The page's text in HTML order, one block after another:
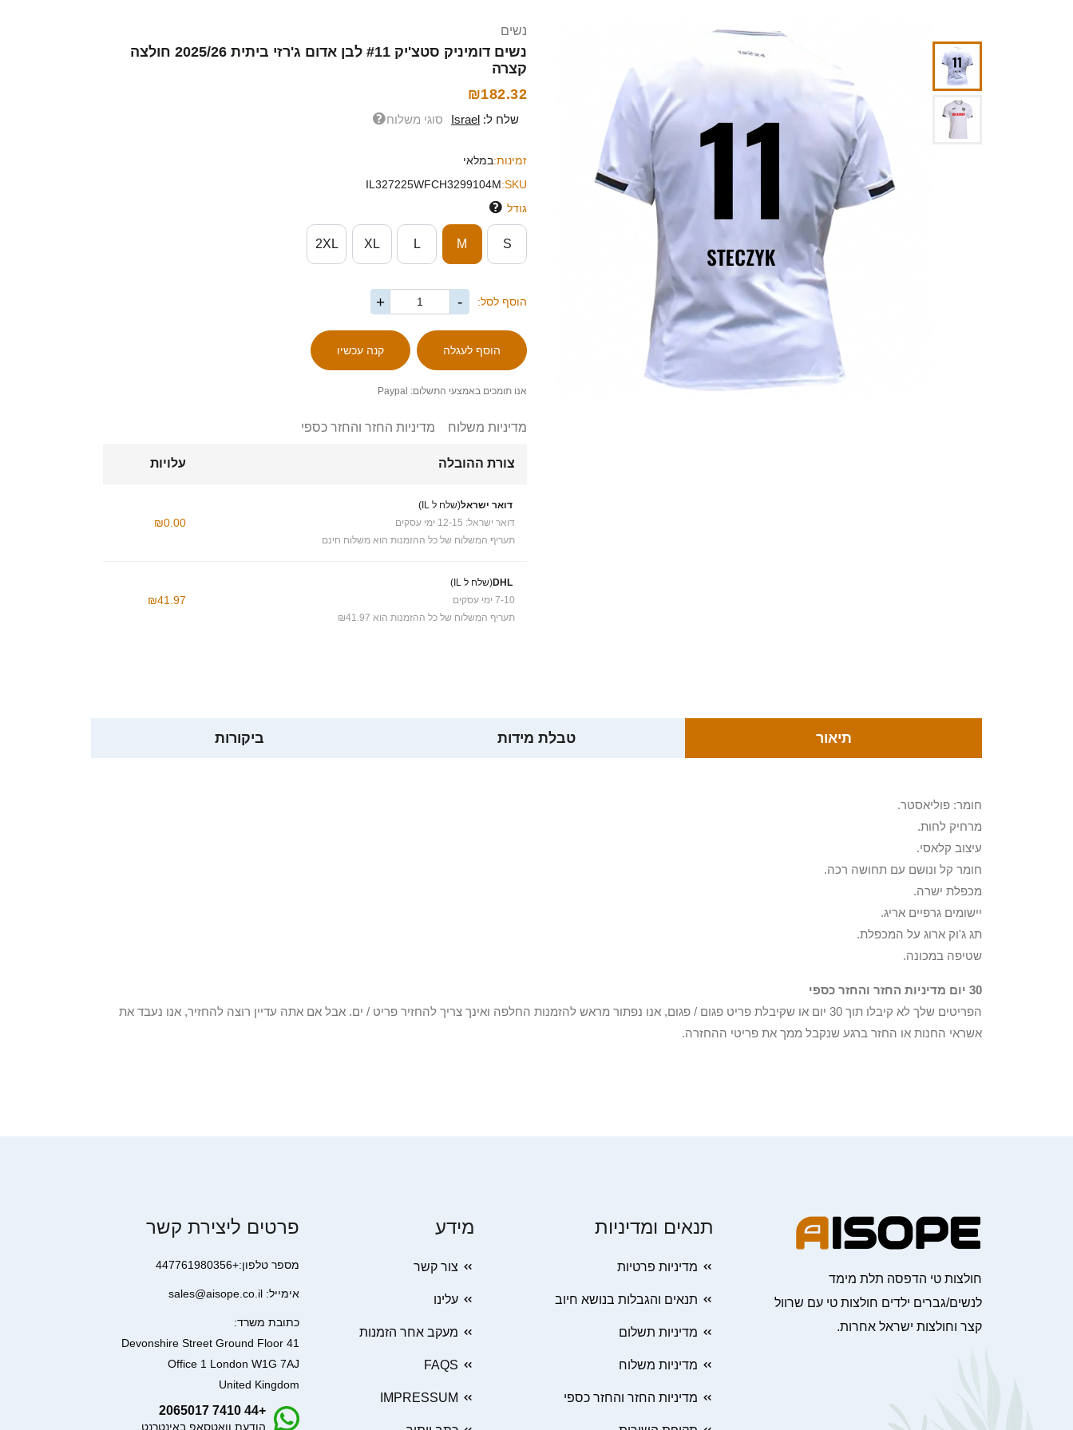
נשים
נשים דומיניק סטצ'יק #11 לבן אדום ג'רזי ביתית 2025/26 חולצה
קצרה
₪182.32
שלח ל: Israel סוגי משלוח
זמינות:במלאי
SKU:
IL327225WFCH3299104M
גודל
S
M
L
XL
2XL
הוסף לסל: -
+
אנו תומכים באמצעי התשלום: Paypal
מדיניות משלוח מדיניות החזר והחזר כספי
צורת ההובלה עלויות
דואר ישראל(שלח ל IL)
דואר ישראל: 12-15 ימי עסקים
תעריף המשלוח של כל ההזמנות הוא משלוח חינם
₪0.00
DHL(שלח ל IL)
7-10 ימי עסקים
תעריף המשלוח של כל ההזמנות הוא ₪41.97
₪41.97
תיאור טבלת מידות ביקורות
חומר: פוליאסטר.
מרחיק לחות.
עיצוב קלאסי.
חומר קל ונושם עם תחושה רכה.
מכפלת ישרה.
יישומים גרפיים אריג.
תג ג'וק ארוג על המכפלת.
שטיפה במכונה.
30 יום מדיניות החזר והחזר כספי
הפריטים שלך לא קיבלו תוך 30 יום או שקיבלת פריט פגום / פגום, אנו נפתור מראש להזמנות החלפה ואינך צריך להחזיר פריט / ים. אבל אם אתה עדיין רוצה להחזיר, אנו נעבד את
אשראי החנות או החזר ברגע שנקבל ממך את פריטי ההחזרה.
חולצות טי הדפסה תלת מימד
לנשים/גברים ילדים חולצות טי עם שרוול
קצר וחולצות ישראל אחרות.
תנאים ומדיניות
מדיניות פרטיות
תנאים והגבלות בנושא חיוב
מדיניות תשלום
מדיניות משלוח
מדיניות החזר והחזר כספי
מידע
צור קשר
עלינו
מעקב אחר הזמנות
FAQS
IMPRESSUM
פרטים ליצירת קשר
מספר טלפון:+447761980356
אימייל: sales@aisope.co.il
כתובת משרד:
41 Devonshire Street Ground Floor
Office 1 London W1G 7AJ
United Kingdom
+44 7410 2065017
הודעת וואטסאפ באינטרנט